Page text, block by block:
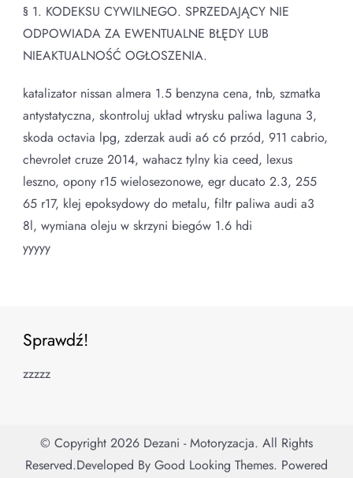
§ 1. KODEKSU CYWILNEGO. SPRZEDAJĄCY NIE
ODPOWIADA ZA EWENTUALNE BŁĘDY LUB
NIEAKTUALNOŚĆ OGŁOSZENIA.
katalizator nissan almera 1.5 benzyna cena, tnb, szmatka
antystatyczna, skontroluj układ wtrysku paliwa laguna 3,
skoda octavia lpg, zderzak audi a6 c6 przód, 911 cabrio,
chevrolet cruze 2014, wahacz tylny kia ceed, lexus
leszno, opony r15 wielosezonowe, egr ducato 2.3, 255
65 r17, klej epoksydowy do metalu, filtr paliwa audi a3
8l, wymiana oleju w skrzyni biegów 1.6 hdi
yyyyy
Sprawdź!
zzzzz
© Copyright 2026 Dezani - Motoryzacja. All Rights
Reserved.Developed By Good Looking Themes. Powered